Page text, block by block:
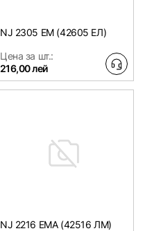
NJ 2305 EM (42605 EЛ)
Цена за шт.:
216,00 лей
NJ 2216 EMA (42516 ЛM)